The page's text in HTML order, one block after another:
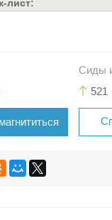
Сиды
521